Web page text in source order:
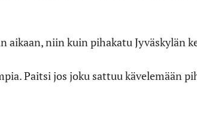
aikaan, niin kuin pihakatu Jyväskylän
Paitsi jos joku sattuu kävelemään